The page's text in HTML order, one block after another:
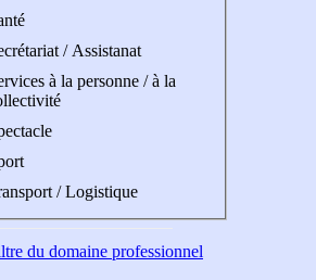
/ Assistanat
à la personne / à la
/ Logistique
du domaine professionnel